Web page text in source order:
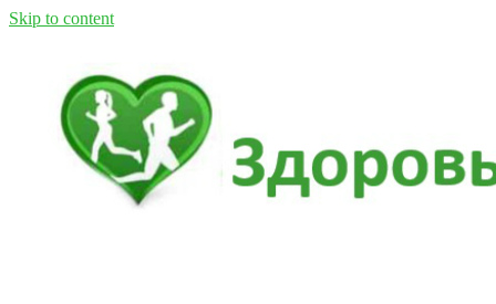
Skip to content